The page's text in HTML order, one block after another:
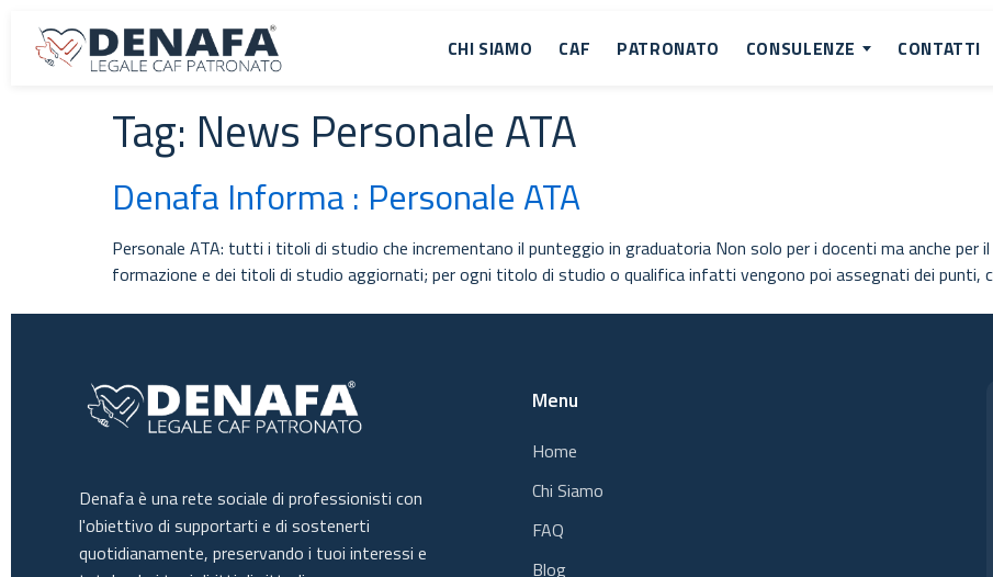
CHI SIAMO CAF PATRONATO CONSULENZE CONTATTI
Tag: News Personale ATA
Denafa Informa : Personale ATA
Personale ATA: tutti i titoli di studio che incrementano il punteggio in graduatoria Non solo per i docenti ma anche per
formazione e dei titoli di studio aggiornati; per ogni titolo di studio o qualifica infatti vengono poi assegnati dei
Denafa è una rete sociale di professionisti con
l'obiettivo di supportarti e di sostenerti
quotidianamente, preservando i tuoi interessi e
Menu
Home
Chi Siamo
FAQ
Blog